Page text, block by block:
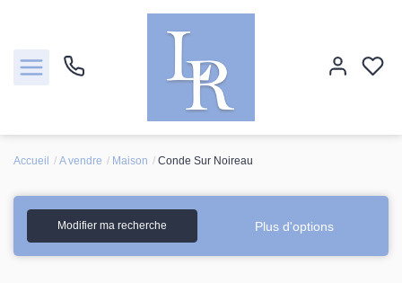
Locations
Accueil A vendre Maison Conde Sur Noireau
Modifier ma recherche Plus d'options